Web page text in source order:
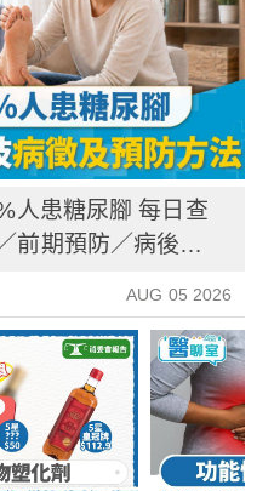
人患糖尿腳 每日查
前期預防／病後護
AUG 05 2026